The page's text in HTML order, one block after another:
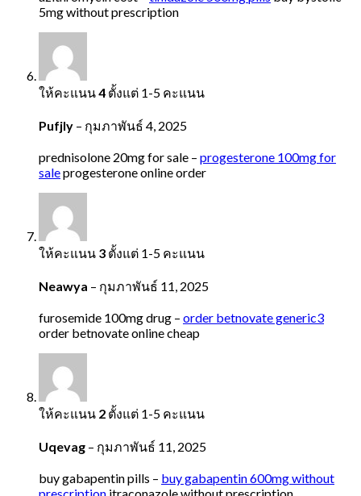
5mg without prescription
ให้คะแนน4 ตั้งแต่ 1-5 คะแนน
Pufjly – กุมภาพันธ์ 4, 2025
prednisolone 20mg for sale – progesterone 100mg for
saleprogesterone online order
ให้คะแนน 3 ตั้งแต่ 1-5 คะแนน
Neawya – กุมภาพันธ์ 11, 2025
furosemide 100mg drug – order betnovate generic3
order betnovate online cheap
ให้คะแนน 2 ตั้งแต่ 1-5 คะแนน
Uqevag – กุมภาพันธ์ 11, 2025
buy gabapentin pills – buy gabapentin 600mg without